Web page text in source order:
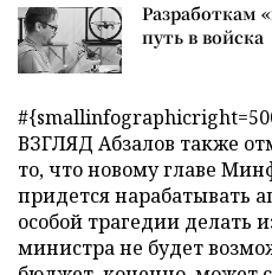
Разработкам
путь в войска
ВЗГЛЯД Абзалов также
то, что новому главе
придется нарабатывать
особой трагедии делать
министра не будет